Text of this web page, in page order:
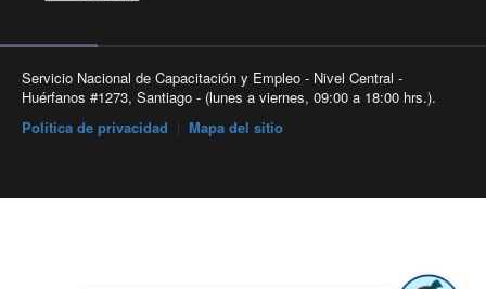
Servicio Nacional de Capacitación y Empleo - Nivel Central -
Huérfanos #1273, Santiago - (lunes a viernes, 09:00 a 18:00 hrs.).
Política de privacidad
Mapa del sitio